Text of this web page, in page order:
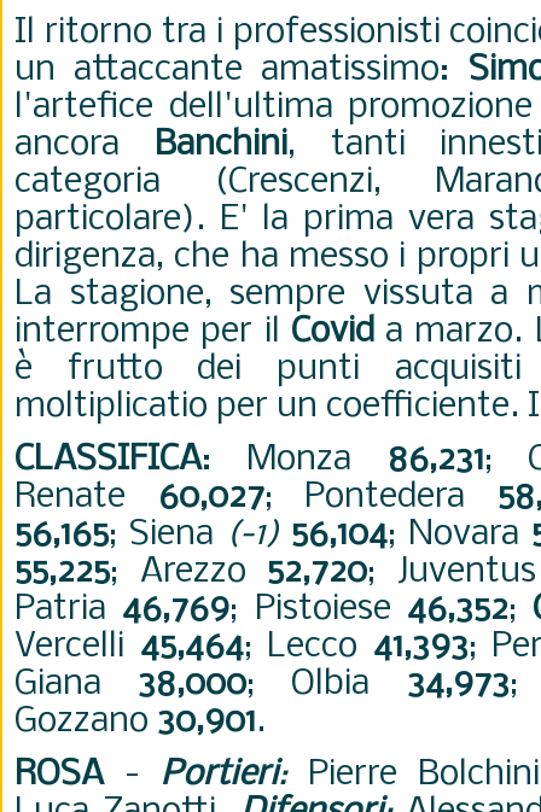
Il ritorno tra i professionisti
un attaccante amatissimo:
l'artefice dell'ultima
ancora Banchini, tanti
categoria (Crescenzi,
particolare). E' la prima vera
dirigenza, che ha messo i propri
La stagione, sempre vissuta a
interrompe per il Covida marzo.
è frutto dei punti
moltiplicatio per un coefficiente. Il
CLASSIFICA: Monza 86,231;
Renate 60,027; Pontedera
56,165; Siena (-1) 56,104; Novara
55,225; Arezzo 52,720;
Patria 46,769; Pistoiese 46,352;
Vercelli 45,464; Lecco 41,393;
Giana 38,000; Olbia 34,973;
Gozzano 30,901.
ROSA- Portieri:Pierre